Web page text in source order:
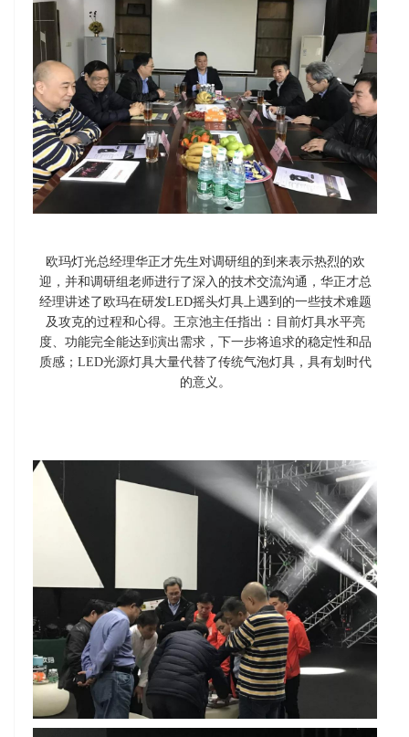
欧玛灯光总经理华正才先生对调研组的到来表示热烈的欢
迎，并和调研组老师进行了深入的技术交流沟通，华正才总
经理讲述了欧玛在研发LED摇头灯具上遇到的一些技术难题
及攻克的过程和心得。王京池主任指出：目前灯具水平亮
度、功能完全能达到演出需求，下一步将追求的稳定性和品
质感；LED光源灯具大量代替了传统气泡灯具，具有划时代
的意义。